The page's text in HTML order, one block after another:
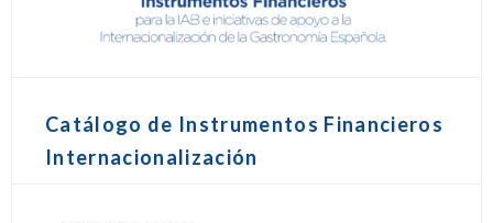
Catálogo de Instrumentos Financieros
Internacionalización